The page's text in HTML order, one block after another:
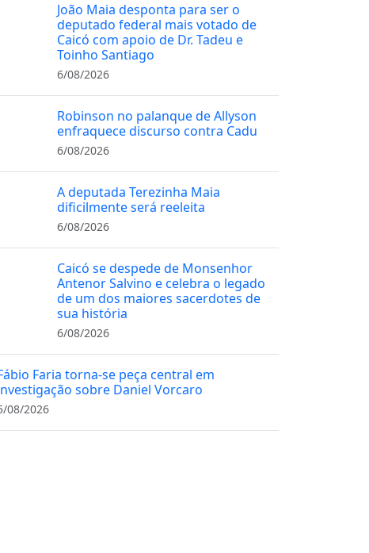
João Maia desponta para ser o
deputado federal mais votado de
Caicó com apoio de Dr. Tadeu e
Toinho Santiago
6/08/2026
Robinson no palanque de Allyson
enfraquece discurso contra Cadu
6/08/2026
A deputada Terezinha Maia
dificilmente será reeleita
6/08/2026
Caicó se despede de Monsenhor
Antenor Salvino e celebra o legado
de um dos maiores sacerdotes de
sua história
6/08/2026
Faria torna-se peça central em
sobre Daniel Vorcaro
08/2026